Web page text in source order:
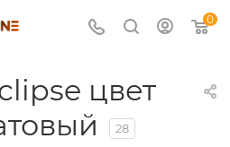
0
цвет
28